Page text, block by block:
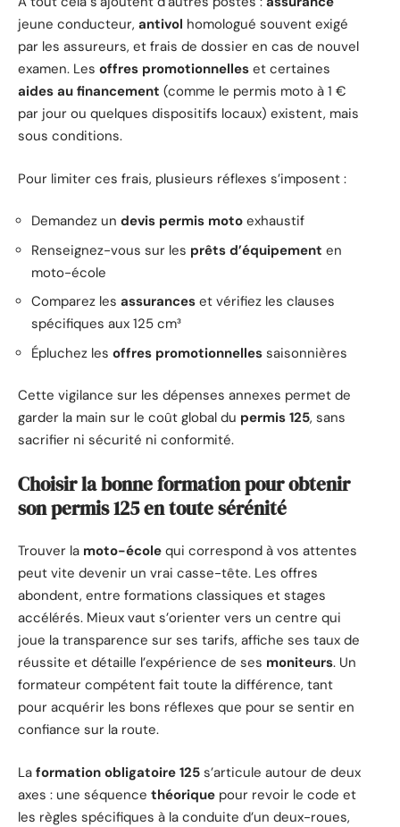
jeune conducteur, antivol homologué souvent exigé
par les assureurs, et frais de dossier en cas de nouvel
examen. Les offres promotionnelles et certaines
aides au financement (comme le permis moto à 1 €
par jour ou quelques dispositifs locaux) existent, mais
sous conditions.
Pour limiter ces frais, plusieurs réflexes s’imposent :
Demandez un devis permis moto exhaustif
Renseignez-vous sur les prêts d’équipement en
moto-école
Comparez les assurances et vérifiez les clauses
spécifiques aux 125 cm³
Épluchez les offres promotionnelles saisonnières
Cette vigilance sur les dépenses annexes permet de
garder la main sur le coût global du permis 125, sans
sacrifier ni sécurité ni conformité.
Choisir la bonne formation pour obtenir
son permis 125 en toute sérénité
Trouver la moto-école qui correspond à vos attentes
peut vite devenir un vrai casse-tête. Les offres
abondent, entre formations classiques et stages
accélérés. Mieux vaut s’orienter vers un centre qui
joue la transparence sur ses tarifs, affiche ses taux de
réussite et détaille l’expérience de ses moniteurs. Un
formateur compétent fait toute la différence, tant
pour acquérir les bons réflexes que pour se sentir en
confiance sur la route.
La formation obligatoire 125 s’articule autour de deux
axes : une séquence théorique pour revoir le code et
les règles spécifiques à la conduite d’un deux-roues,